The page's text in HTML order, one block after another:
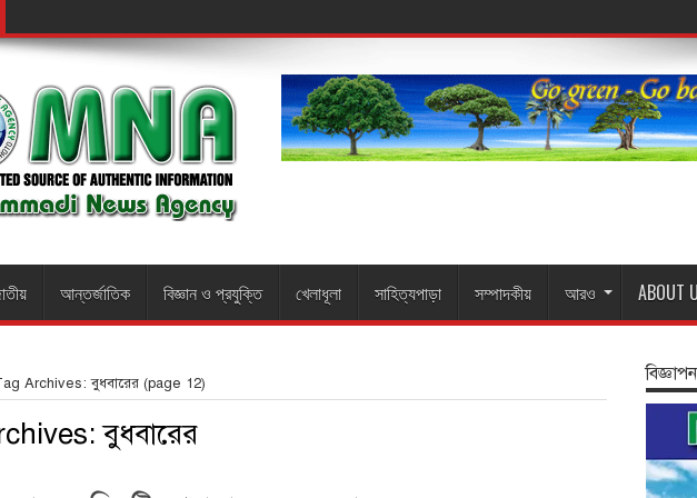
আন্তর্জাতিক বিজ্ঞান ও প্রযুক্তি খেলাধূলা সাহিত্যপাড়া সম্পাদকীয় আরও ABOUT
Archives: বুধবারের(page 12)
বুধবারের
বিজ্ঞাপন